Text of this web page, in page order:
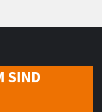
SIND